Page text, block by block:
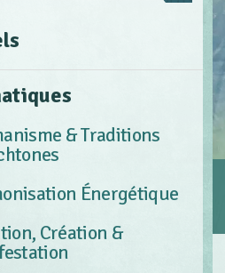
& Traditions
Énergétique
Création &